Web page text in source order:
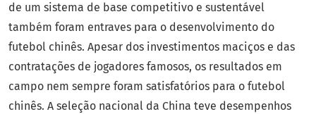
de um sistema de base competitivo e sustentável
também foram entraves para o desenvolvimento do
futebol chinês. Apesar dos investimentos maciços e das
contratações de jogadores famosos, os resultados em
campo nem sempre foram satisfatórios para o futebol
chinês. A seleção nacional da China teve desempenhos